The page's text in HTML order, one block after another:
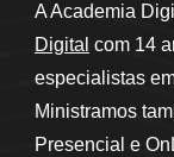
A Academia
Digital com 14
especialistas
Ministramos
Presencial e